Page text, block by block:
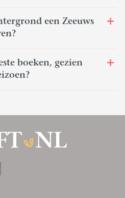
een Zeeuws
boeken, gezien